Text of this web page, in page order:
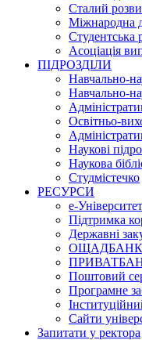
Сталий
Міжнародна
Студентська
Асоціація
ПІДРОЗДІЛИ
Навчально-
Навчально-
Освітньо-
Наукові
Наукова
Студмістечко
РЕСУРСИ
е-Університет
Підтримка
Державні
ОЩАДБАНК
Поштовий
Програмне
Сайти
Запитати у ректора